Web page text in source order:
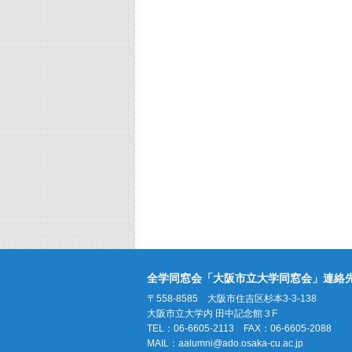
全学同窓会「大阪市立大学同窓会」連絡
〒558-8585 大阪市住吉区杉本3-3-138
大阪市立大学内 田中記念館３F
TEL：06-6605-2113 FAX：06-6605-2088
MAIL： aalumni@ado.osaka-cu.ac.jp